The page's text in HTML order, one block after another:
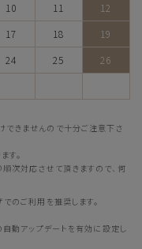
10 11
12
17 18
19
24 25
26
きませんので十分ご注意下さ
す。
次対応させて頂きますので、何
のご利用を推奨します。
自動アップデートを有効に設定し